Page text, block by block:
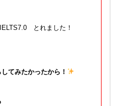
とれました！
てみたかったから！